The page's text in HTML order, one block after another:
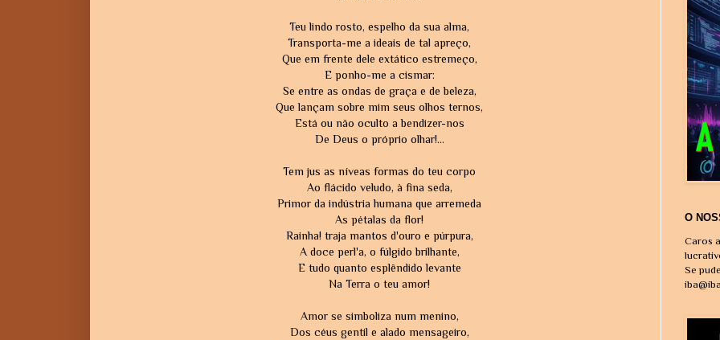
Teu lindo rosto, espelho da sua alma,
Transporta-me a ideais de tal apreço,
Que em frente dele extático estremeço,
E ponho-me a cismar:
Se entre as ondas de graça e de beleza,
Que lançam sobre mim seus olhos ternos,
Está ou não oculto a bendizer-nos
De Deus o próprio olhar!...
Tem jus as níveas formas do teu corpo
Ao flácido veludo, à fina seda,
Primor da indústria humana que arremeda
As pétalas da flor!
Rainha! traja mantos d'ouro e púrpura,
A doce perl'a, o fúlgido brilhante,
E tudo quanto esplêndido levante
Na Terra o teu amor!
Amor se simboliza num menino,
Dos céus gentil e alado mensageiro,
O
Caros
Se